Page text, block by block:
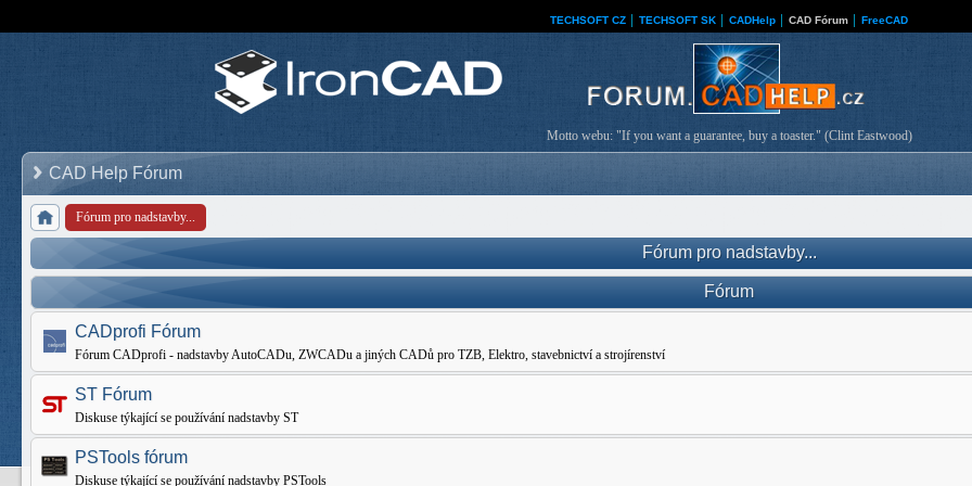
TECHSOFT CZ TECHSOFT SK CADHelp CAD Fórum FreeCAD
Motto webu: "If you want a guarantee, buy a toaster." (Clint Eastwood)
CAD Help Fórum
Fórum pro nadstavby...
Fórum pro nadstavby...
Fórum
CADprofi Fórum
Fórum CADprofi - nadstavby AutoCADu, ZWCADu a jiných CADů pro TZB, Elektro, stavebnictví a strojírenství
ST Fórum
Diskuse týkající se používání nadstavby ST
PSTools fórum
Diskuse týkající se používání nadstavby PSTools